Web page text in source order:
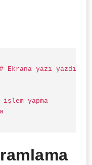
Ekrana yazı yazdırma
işlem yapma